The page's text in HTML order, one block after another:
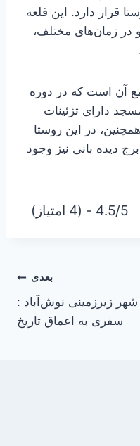
قرار دارد. این قلعه
در زمان‌های مختلف،
آن است که در دوره
دارای تزئینات
در این روستا
دیده بانی نیز وجود
4.5/5 - (4 امتیاز)
بعدی
شهر زیرزمینی نوش‌آباد :
سفری به اعماق تاریخ